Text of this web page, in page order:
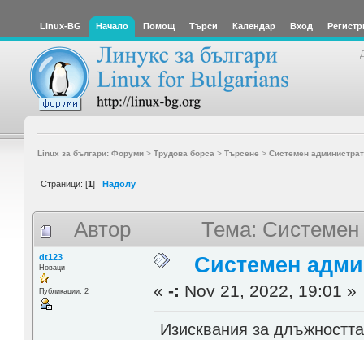
Linux-BG Начало Помощ Търси Календар Вход
Linux за българи: Форуми> Трудова борса > Търсене > Системен
Страници: [1] Надолу
Автор Тема: Системен
dt123
Новаци
Публикации: 2
Системен
«-: Nov 21, 2022, 19:01 »
Изисквания за